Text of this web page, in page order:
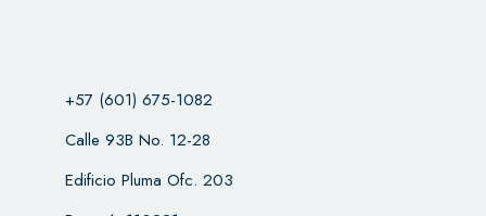
+57 (601) 675-1082
Calle 93B No. 12-28
Edificio Pluma Ofc. 203